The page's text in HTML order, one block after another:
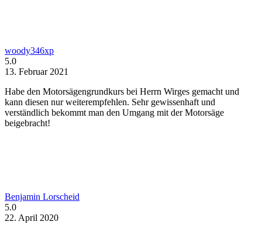
woody346xp
5.0
13. Februar 2021
Habe den Motorsägengrundkurs bei Herrn Wirges gemacht und
kann diesen nur weiterempfehlen. Sehr gewissenhaft und
verständlich bekommt man den Umgang mit der Motorsäge
beigebracht!
Benjamin Lorscheid
5.0
22. April 2020